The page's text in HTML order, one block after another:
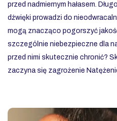
przed nadmiernym hałasem.
dźwięki prowadzi do
mogą znacząco pogorszyć
szczególnie niebezpieczne dla
przed nimi skutecznie chronić?
zaczyna się zagrożenie